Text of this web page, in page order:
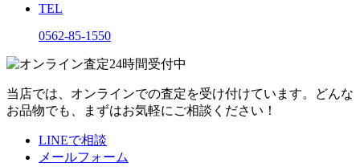
TEL
0562-85-1550
当店では、オンラインでの査定を受け付けています。どんな
お品物でも、まずはお気軽にご相談ください！
LINEで相談
メールフォーム